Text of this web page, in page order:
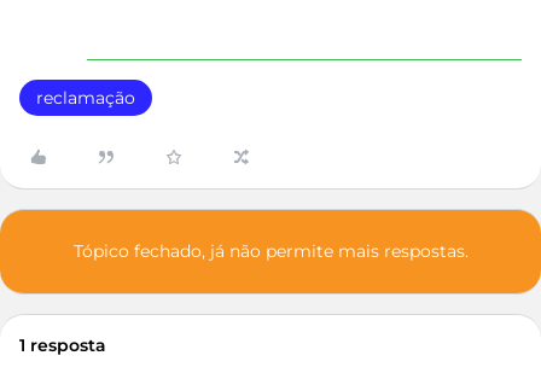
reclamação
Tópico fechado, já não permite mais respostas.
1 resposta